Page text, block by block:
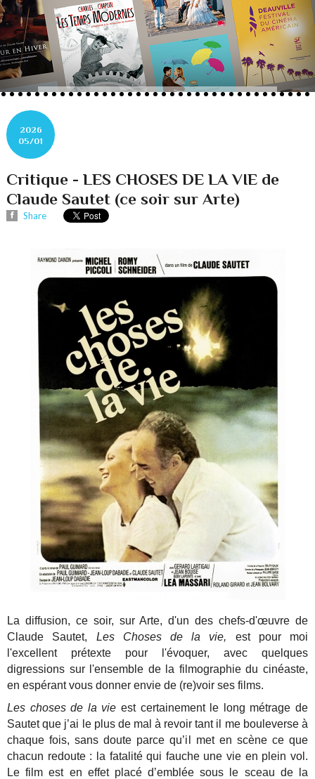
2026
05/01
Critique - LES CHOSES DE LA VIE de
Claude Sautet (ce soir sur Arte)
Share
La diffusion, ce soir, sur Arte, d'un des chefs-d'œuvre de
Claude Sautet, Les Choses de la vie, est pour moi
l'excellent prétexte pour l'évoquer, avec quelques
digressions sur l'ensemble de la filmographie du cinéaste,
en espérant vous donner envie de (re)voir ses films.
Les choses de la vie est certainement le long métrage de
Sautet que j’ai le plus de mal à revoir tant il me bouleverse à
chaque fois, sans doute parce qu’il met en scène ce que
chacun redoute : la fatalité qui fauche une vie en plein vol.
Le film est en effet placé d’emblée sous le sceau de la